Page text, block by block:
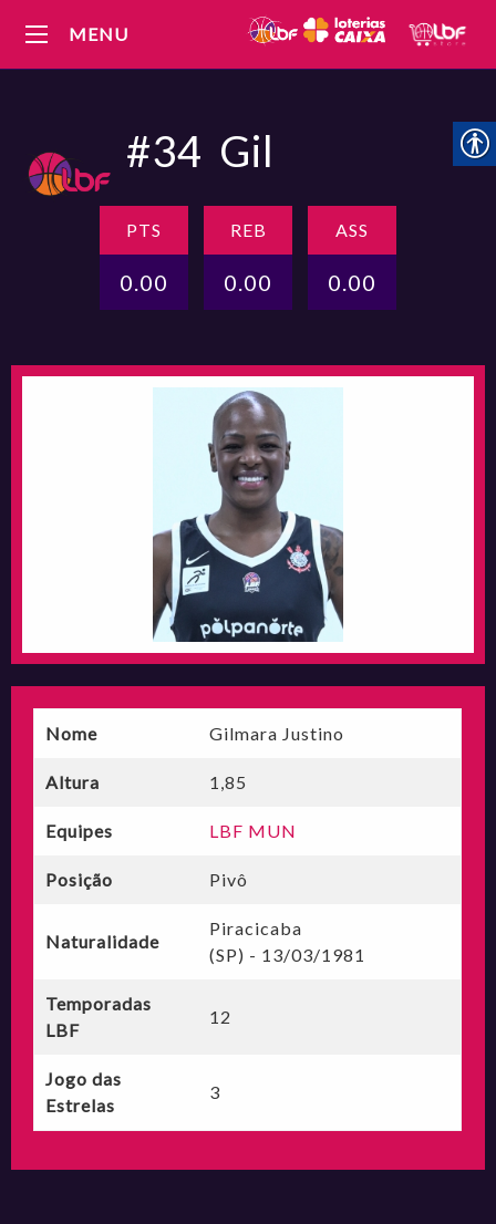
MENU
#34 Gil
PTS
0.00
REB
0.00
ASS
0.00
Nome Gilmara Justino
Altura 1,85
Equipes LBF MUN
Posição Pivô
Naturalidade
Piracicaba
(SP) - 13/03/1981
Temporadas
LBF
12
Jogo das
Estrelas
3